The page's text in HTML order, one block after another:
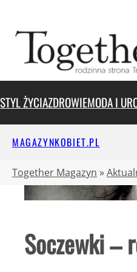
treści
STYL ŻYCIAZDROWIEMODA I
MAGAZYNKOBIET.PL
Together Magazyn »
Soczewki –